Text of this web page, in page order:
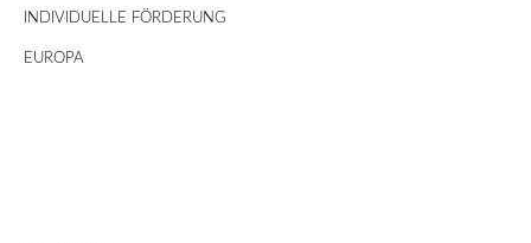
INDIVIDUELLE FÖRDERUNG
EUROPA